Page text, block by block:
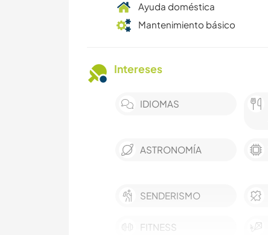
Ayuda doméstica
Mantenimiento básico
Intereses
IDIOMAS
ASTRONOMÍA
SENDERISMO
FITNESS